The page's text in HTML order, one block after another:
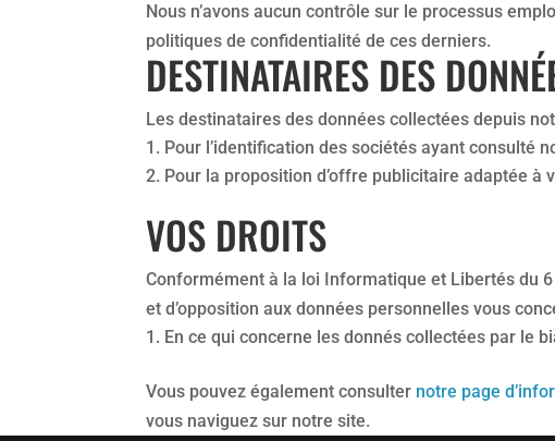
Nous n’avons aucun contrôle sur le processus
politiques de confidentialité de ces derniers.
DESTINATAIRES DES
Les destinataires des données collectées depuis
Pour l’identification des sociétés ayant consulté
Pour la proposition d’offre publicitaire adaptée à
VOS DROITS
Conformément à la loi Informatique et Libertés du
et d’opposition aux données personnelles vous
En ce qui concerne les donnés collectées par le
Vous pouvez également consulter notre page
vous naviguez sur notre site.